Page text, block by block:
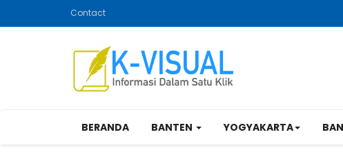
Contact
BERANDA BANTEN YOGYAKARTA